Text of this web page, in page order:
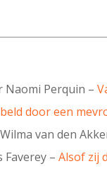
Naomi Perquin –
door een
van den
Faverey – Alsof zij